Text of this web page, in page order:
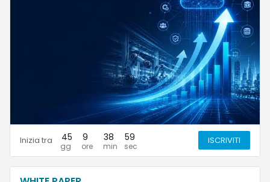
Inizia tra 45 9 38 58 ISCRIVITI